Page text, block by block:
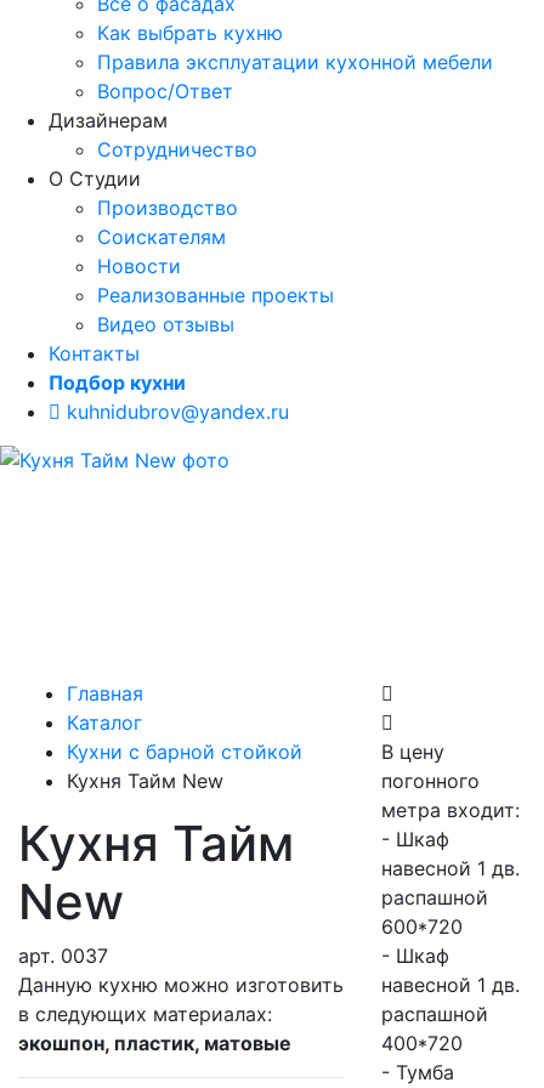
Как выбрать кухню
Правила эксплуатации кухонной мебели
Вопрос/Ответ
Дизайнерам
Сотрудничество
О Студии
Производство
Соискателям
Новости
Реализованные проекты
Видео отзывы
Контакты
Подбор кухни
kuhnidubrov@yandex.ru
Главная
Каталог
Кухни с барной стойкой
Кухня Тайм New
Кухня Тайм
New
арт. 0037
Данную кухню можно изготовить
в следующих материалах:
экошпон, пластик, матовые
В цену
погонного
метра входит:
- Шкаф
навесной 1 дв.
распашной
600*720
- Шкаф
навесной 1 дв.
распашной
400*720
- Тумба